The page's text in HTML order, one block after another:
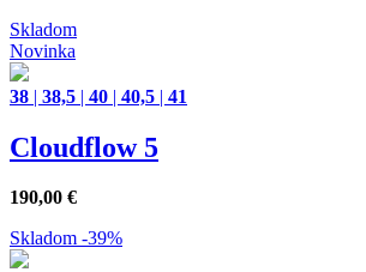
Skladom
Novinka
38 | 38,5 | 40 | 40,5 | 41
Cloudflow 5
190,00 €
Skladom -39%